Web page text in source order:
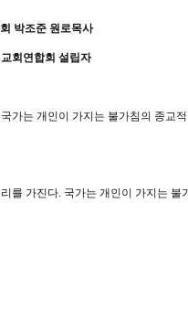
박조준 원로목사
회연합회 설립자
가는 개인이 가지는 불가침의 종교
를 가진다. 국가는 개인이 가지는 불